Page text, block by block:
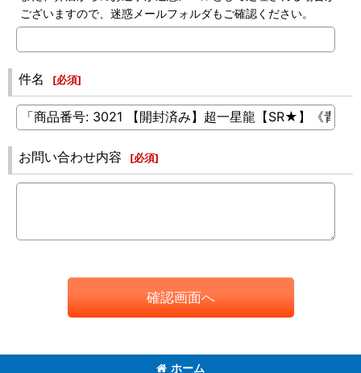
ございますので、迷惑メールフォルダもご確認ください。
件名 [必須]
お問い合わせ内容 [必須]
確認画面へ
ホーム